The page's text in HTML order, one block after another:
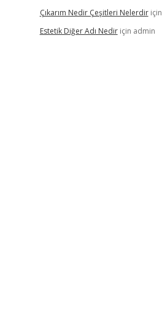
Çıkarım Nedir Çeşitleri Nelerdiriçin
Estetik Diğer Adı Nediriçin admin